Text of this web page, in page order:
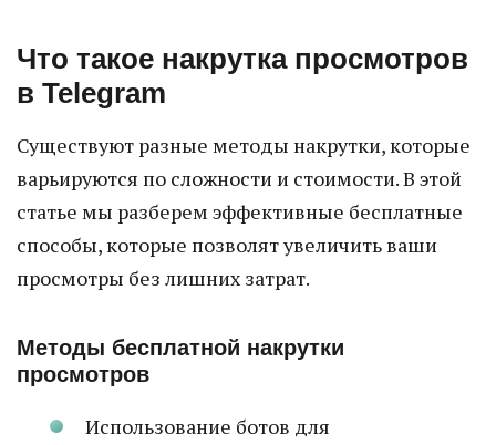
Что такое накрутка просмотров
в Telegram
Существуют разные методы накрутки, которые
варьируются по сложности и стоимости. В этой
статье мы разберем эффективные бесплатные
способы, которые позволят увеличить ваши
просмотры без лишних затрат.
Методы бесплатной накрутки
просмотров
Использование ботов для